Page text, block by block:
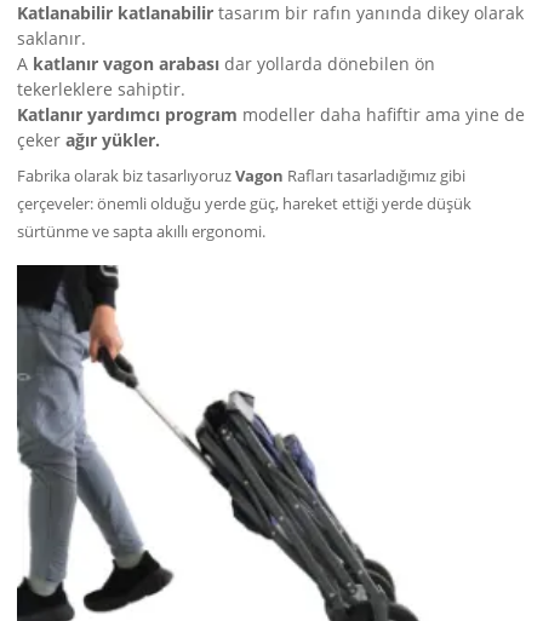
Katlanabilir katlanabilir tasarım bir rafın yanında dikey olarak
saklanır.
A katlanır vagon arabası dar yollarda dönebilen ön
tekerleklere sahiptir.
Katlanır yardımcı program modeller daha hafiftir ama yine de
çekerağır yükler.
Fabrika olarak biz tasarlıyoruzVagon Rafları tasarladığımız gibi
çerçeveler: önemli olduğu yerde güç, hareket ettiği yerde düşük
sürtünme ve sapta akıllı ergonomi.